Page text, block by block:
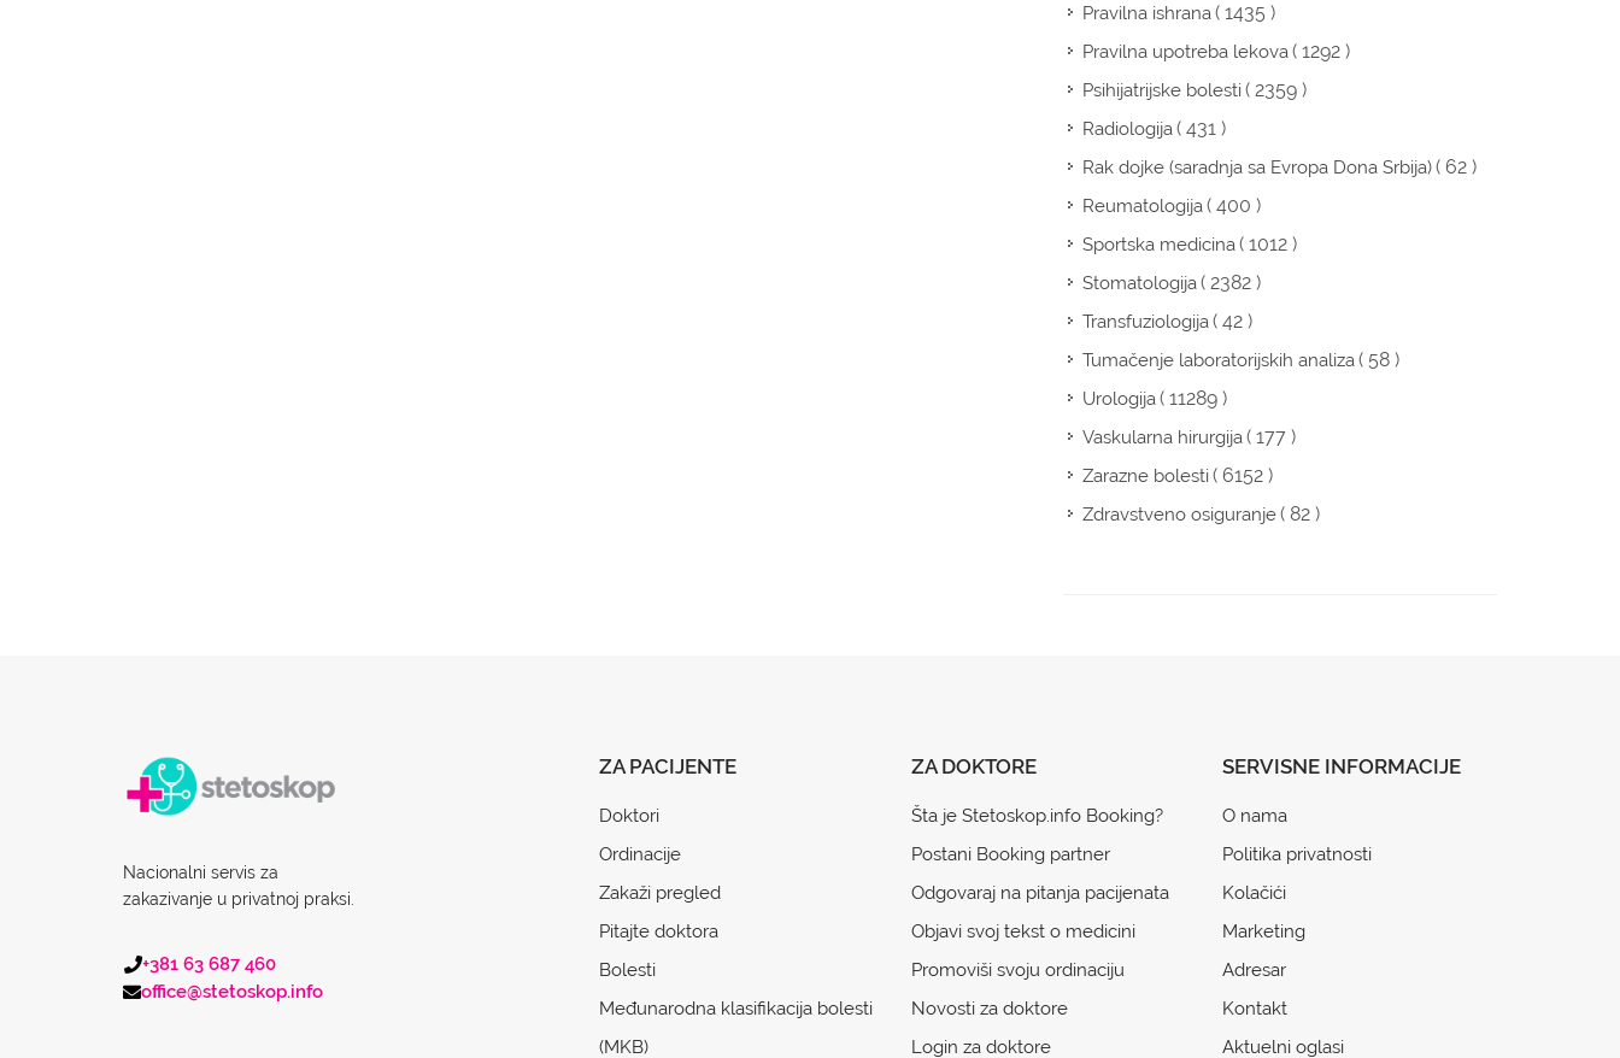
Pravilna ishrana( 1435 )
Pravilna upotreba lekova( 1292 )
Psihijatrijske bolesti( 2359 )
Radiologija( 431 )
Rak dojke (saradnja sa Evropa Dona Srbija)( 62 )
Reumatologija( 400 )
Sportska medicina( 1012 )
Stomatologija( 2382 )
Transfuziologija( 42 )
Tumačenje laboratorijskih analiza( 58 )
Urologija( 11289 )
Vaskularna hirurgija( 177 )
Zarazne bolesti( 6152 )
Zdravstveno osiguranje( 82 )
Nacionalni servis za
zakazivanje u privatnoj praksi.
+381 63 687 460
office@stetoskop.info
ZA PACIJENTE
Doktori
Ordinacije
Zakaži pregled
Pitajte doktora
Bolesti
Međunarodna klasifikacija bolesti
(MKB)
ZA DOKTORE
Šta je Stetoskop.info Booking?
Postani Booking partner
Odgovaraj na pitanja pacijenata
Objavi svoj tekst o medicini
Promoviši svoju ordinaciju
Novosti za doktore
Login za doktore
SERVISNE INFORMACIJE
O nama
Politika privatnosti
Kolačići
Marketing
Adresar
Kontakt
Aktuelni oglasi